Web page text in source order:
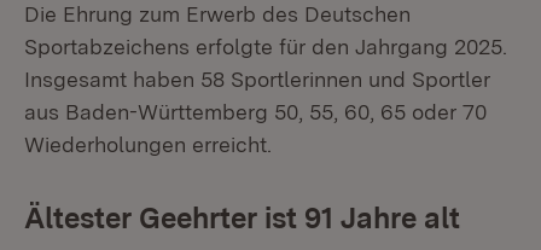
Die Ehrung zum Erwerb des Deutschen
Sportabzeichens erfolgte für den Jahrgang 2025.
Insgesamt haben 58 Sportlerinnen und Sportler
aus Baden-Württemberg 50, 55, 60, 65 oder 70
Wiederholungen erreicht.
Ältester Geehrter ist 91 Jahre alt